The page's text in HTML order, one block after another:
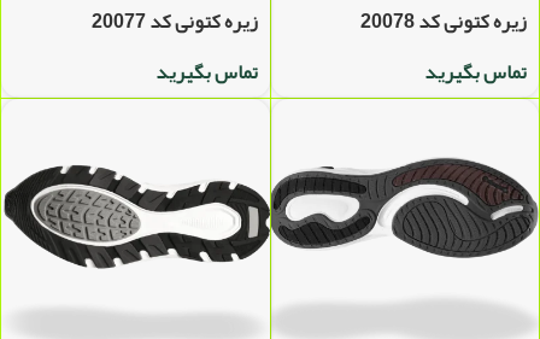
زیره کتونی کد 20078
تماس بگیرید
زیره کتونی کد 20077
تماس بگیرید